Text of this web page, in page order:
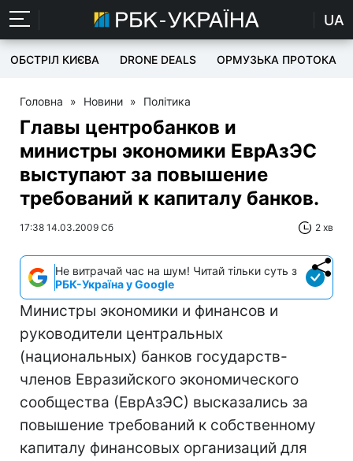
UA
ОБСТРІЛ КИЄВА DRONE DEALS ОРМУЗЬКА ПРОТОКА
Головна » Новини » Політика
Главы центробанков и
министры экономики ЕврАзЭС
выступают за повышение
требований к капиталу банков.
17:38 14.03.2009 Сб 2 хв
Не витрачай час на шум! Читай тільки суть з
РБК-Україна у Google
Министры экономики и финансов и
руководители центральных
(национальных) банков государств-
членов Евразийского экономического
сообщества (ЕврАзЭС) высказались за
повышение требований к собственному
капиталу финансовых организаций для